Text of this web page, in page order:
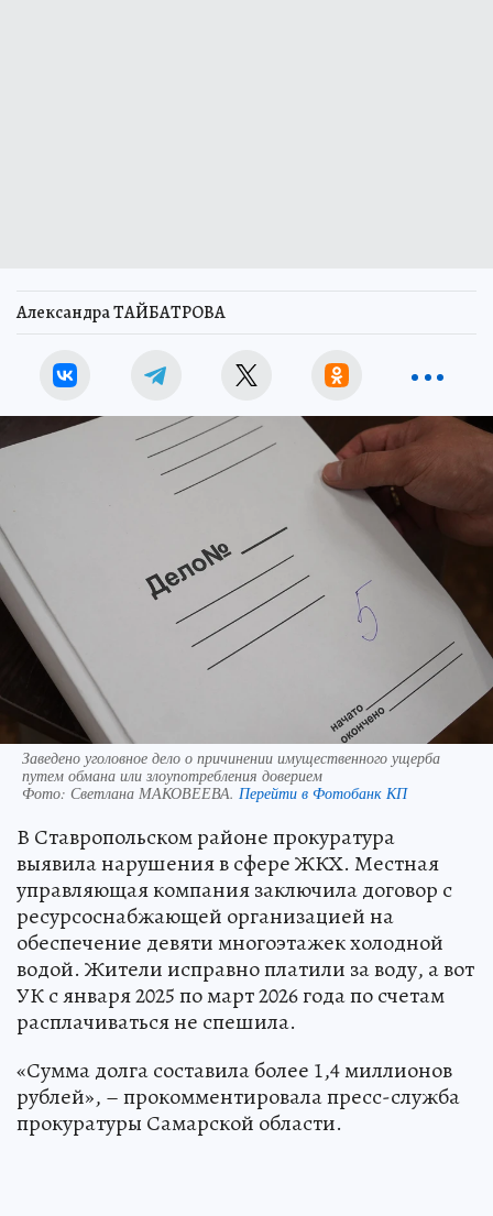
Александра ТАЙБАТРОВА
Заведено уголовное дело о причинении имущественного ущерба
путем обмана или злоупотребления доверием
Фото: Светлана МАКОВЕЕВА. Перейти в Фотобанк КП
В Ставропольском районе прокуратура
выявила нарушения в сфере ЖКХ. Местная
управляющая компания заключила договор с
ресурсоснабжающей организацией на
обеспечение девяти многоэтажек холодной
водой. Жители исправно платили за воду, а вот
УК с января 2025 по март 2026 года по счетам
расплачиваться не спешила.
«Сумма долга составила более 1,4 миллионов
рублей», – прокомментировала пресс-служба
прокуратуры Самарской области.